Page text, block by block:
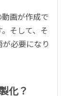
画が作成で
そして、そ
必要になり
化？